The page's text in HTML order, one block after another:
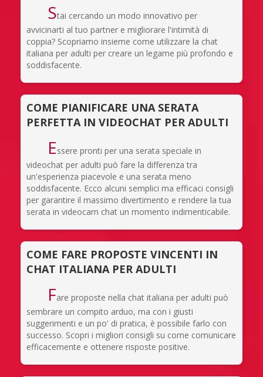
Stai cercando un modo innovativo per
avvicinarti al tuo partner e migliorare l'intimità di
coppia? Scopriamo insieme come utilizzare la chat
italiana per adulti per creare un legame più profondo e
soddisfacente.
COME PIANIFICARE UNA SERATA
PERFETTA IN VIDEOCHAT PER ADULTI
Essere pronti per una serata speciale in
videochat per adulti può fare la differenza tra
un'esperienza piacevole e una serata meno
soddisfacente. Ecco alcuni semplici ma efficaci consigli
per garantire il massimo divertimento e rendere la tua
serata in videocam chat un momento indimenticabile.
COME FARE PROPOSTE VINCENTI IN
CHAT ITALIANA PER ADULTI
Fare proposte nella chat italiana per adulti può
sembrare un compito arduo, ma con i giusti
suggerimenti e un po' di pratica, è possibile farlo con
successo. Scopri i migliori consigli su come comunicare
efficacemente e ottenere risposte positive.